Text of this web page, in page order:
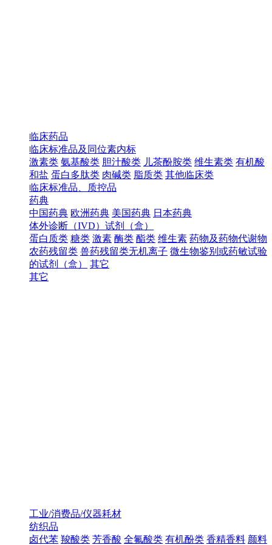
临床药品
临床标准品及同位素内标
激素类 氨基酸类 胆汁酸类 儿茶酚胺类 维生素类 有机酸
和盐 蛋白多肽类 肉碱类 脂质类 其他临床类
临床标准品、质控品
药典
中国药典 欧洲药典 美国药典 日本药典
体外诊断（IVD）试剂（盒）
蛋白质类 糖类 激素 酶类 酯类 维生素 药物及药物代谢物
农药残留类 兽药残留类无机离子 微生物鉴别或药敏试验
的试剂（盒）
其它
其它
工业/消费品/仪器耗材
纺织品
卤代苯 羧酸类 芳香酸 全氟酸类 有机酚类 香精香料 颜料